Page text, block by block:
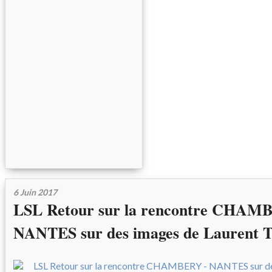
6 Juin 2017
LSL Retour sur la rencontre
NANTES sur des images de Laurent